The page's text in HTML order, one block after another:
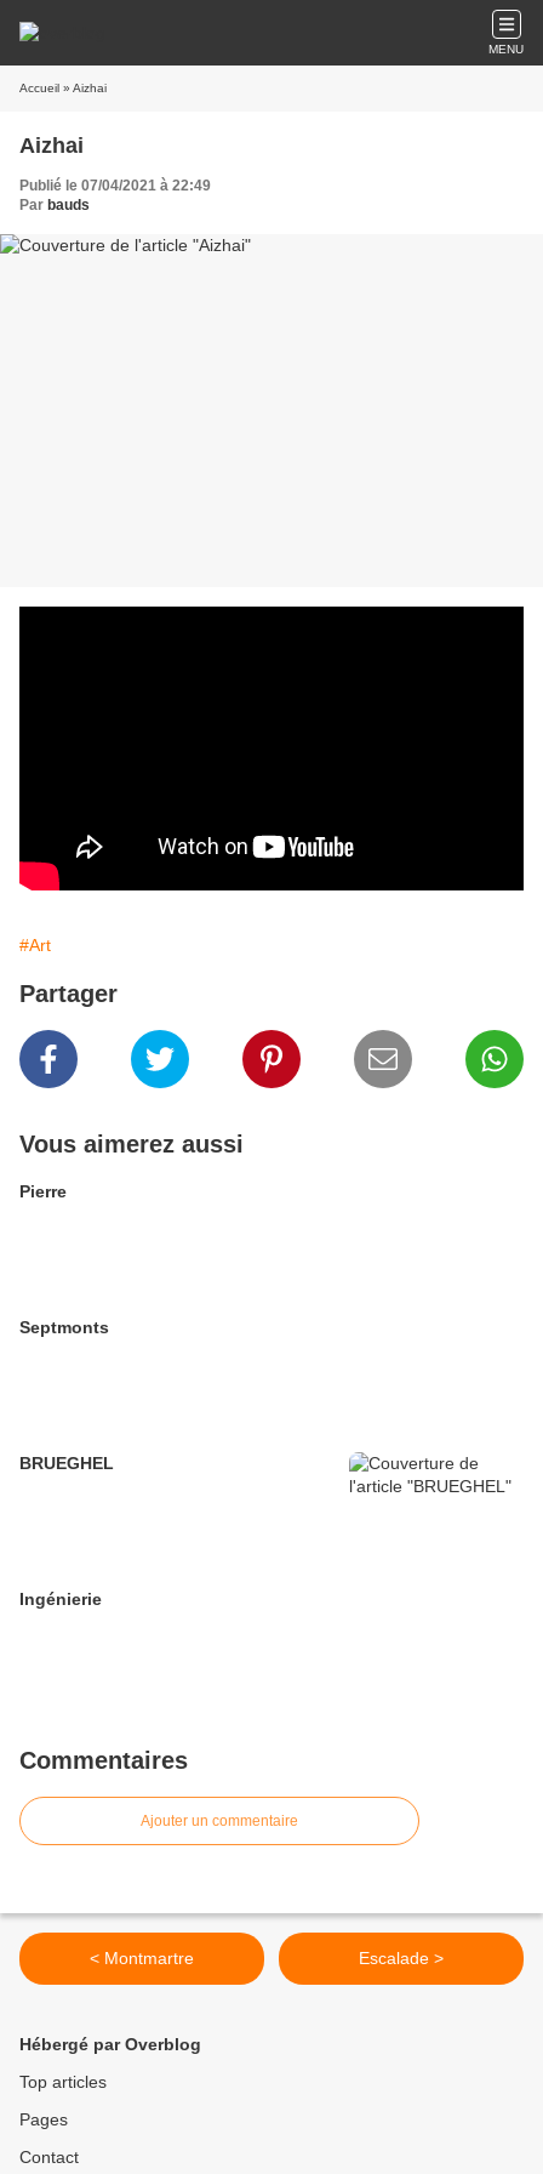
MENU
Accueil » Aizhai
Aizhai
Publié le 07/04/2021 à 22:49
Par bauds
#Art
Partager
Vous aimerez aussi
Pierre
Septmonts
BRUEGHEL
Ingénierie
Commentaires
Ajouter un commentaire
< Montmartre Escalade >
Hébergé par Overblog
Top articles
Pages
Contact